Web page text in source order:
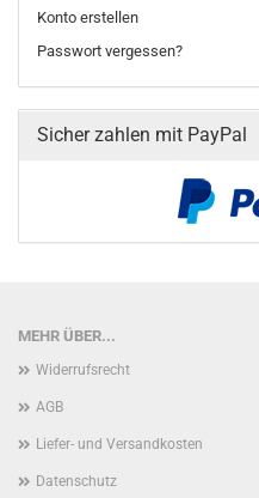
Konto erstellen
Passwort vergessen?
Sicher zahlen mit PayPal
MEHR ÜBER...
Widerrufsrecht
AGB
Liefer- und Versandkosten
Datenschutz